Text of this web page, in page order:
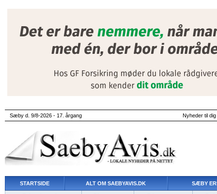
Sæby d. 9/8-2026 - 17. årgang Nyheder til
STARTSIDE ALT OM SAEBYAVIS.DK SÆBY